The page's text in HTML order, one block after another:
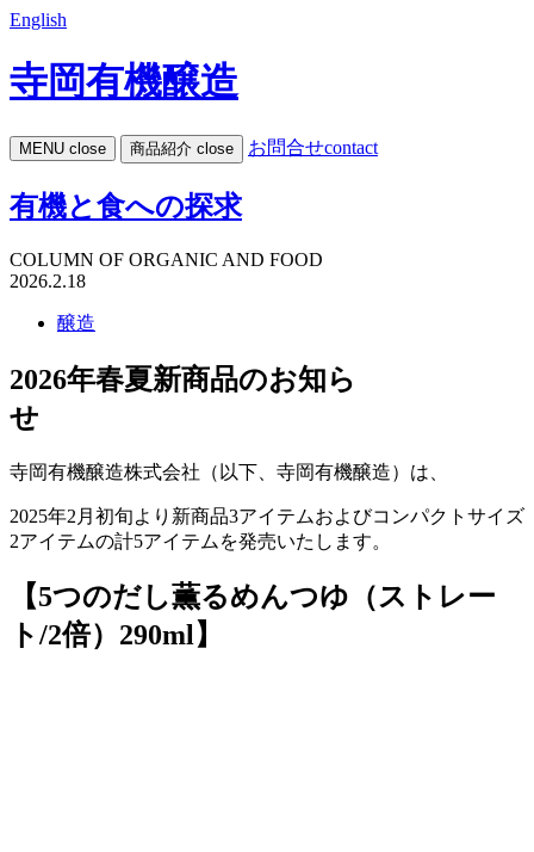
English
寺岡有機醸造
MENU close 商品紹介 close お問合せcontact
有機と食への探求
COLUMN OF ORGANIC AND FOOD
2026.2.18
醸造
2026年春夏新商品のお知ら
せ
寺岡有機醸造株式会社（以下、寺岡有機醸造）は、
2025年2月初旬より新商品3アイテムおよびコンパクトサイズ
2アイテムの計5アイテムを発売いたします。
【5つのだし薫るめんつゆ（ストレー
ト/2倍）290ml】